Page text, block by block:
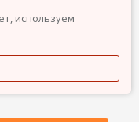
используем